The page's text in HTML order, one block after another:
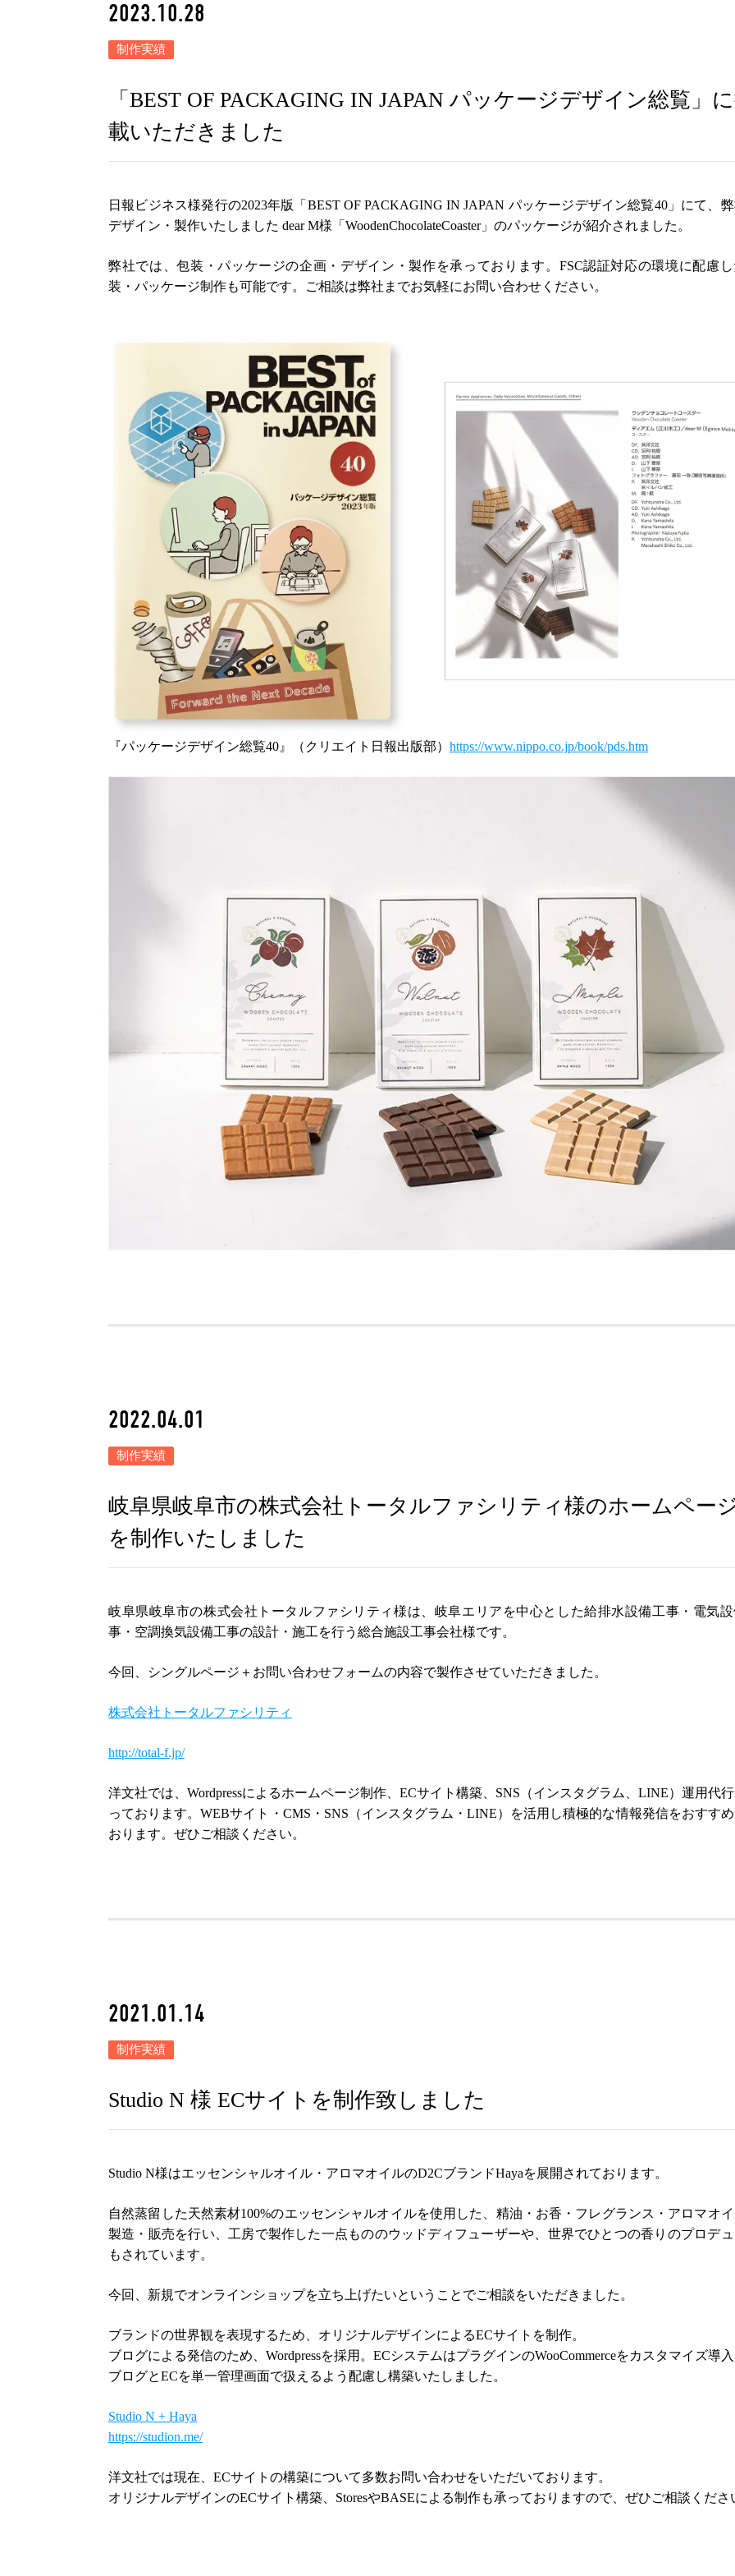
2023.10.28
制作実績
「BEST OF PACKAGING IN JAPAN パッケージデザイン総覧」
載いただきました
日報ビジネス様発行の2023年版「BEST OF PACKAGING IN JAPAN パッケージデザイン総覧40」にて、
デザイン・製作いたしました dear M様「WoodenChocolateCoaster」のパッケージが紹介されました。
弊社では、包装・パッケージの企画・デザイン・製作を承っております。FSC認証対応の環境に配慮
装・パッケージ制作も可能です。ご相談は弊社までお気軽にお問い合わせください。
『パッケージデザイン総覧40』（クリエイト日報出版部） https://www.nippo.co.jp/book/pds.htm
2022.04.01
制作実績
岐阜県岐阜市の株式会社トータルファシリティ様のホームペー
を制作いたしました
岐阜県岐阜市の株式会社トータルファシリティ様は、岐阜エリアを中心とした給排水設備工事・電気
事・空調換気設備工事の設計・施工を行う総合施設工事会社様です。
今回、シングルページ＋お問い合わせフォームの内容で製作させていただきました。
株式会社トータルファシリティ
http://total-f.jp/
洋文社では、Wordpressによるホームページ制作、ECサイト構築、SNS（インスタグラム、LINE）運用代
っております。WEBサイト・CMS・SNS（インスタグラム・LINE）を活用し積極的な情報発信をおすす
おります。ぜひご相談ください。
2021.01.14
制作実績
Studio N 様 ECサイトを制作致しました
Studio N様はエッセンシャルオイル・アロマオイルのD2CブランドHayaを展開されております。
自然蒸留した天然素材100%のエッセンシャルオイルを使用した、精油・お香・フレグランス・アロマオ
製造・販売を行い、工房で製作した一点もののウッドディフューザーや、世界でひとつの香りのプロデュ
もされています。
今回、新規でオンラインショップを立ち上げたいということでご相談をいただきました。
ブランドの世界観を表現するため、オリジナルデザインによるECサイトを制作。
ブログによる発信のため、Wordpressを採用。ECシステムはプラグインのWooCommerceをカスタマイズ導入
ブログとECを単一管理画面で扱えるよう配慮し構築いたしました。
Studio N + Haya
https://studion.me/
洋文社では現在、ECサイトの構築について多数お問い合わせをいただいております。
オリジナルデザインのECサイト構築、StoresやBASEによる制作も承っておりますので、ぜひご相談くださ